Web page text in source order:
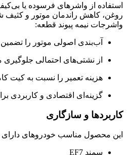
استفاده از واشرهای فرسوده یا
روغن، کاهش راندمان موتور و
واشرجات نیمه پیوند قطعه:
آب‌بندی اصولی موتور را
از نشتی‌های احتمالی جلوگیری
هزینه تعمیر را نسبت به کیت
گزینه‌ای اقتصادی و کاربردی
کاربردها و سازگاری
این محصول مناسب خودروهای دارای
سمند EF7